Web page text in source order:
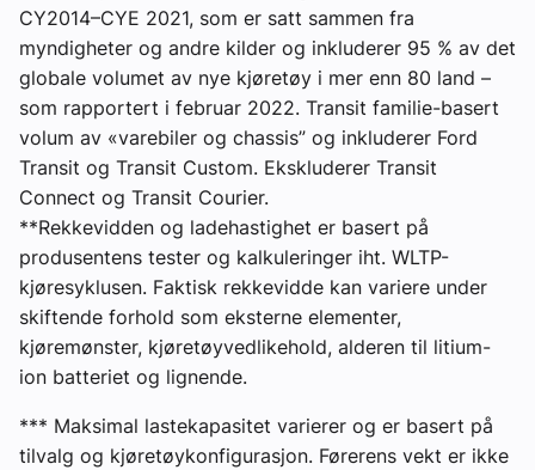
CY2014–CYE 2021, som er satt sammen fra
myndigheter og andre kilder og inkluderer 95 % av det
globale volumet av nye kjøretøy i mer enn 80 land –
som rapportert i februar 2022. Transit familie-basert
volum av «varebiler og chassis” og inkluderer Ford
Transit og Transit Custom. Ekskluderer Transit
Connect og Transit Courier.
**Rekkevidden og ladehastighet er basert på
produsentens tester og kalkuleringer iht. WLTP-
kjøresyklusen. Faktisk rekkevidde kan variere under
skiftende forhold som eksterne elementer,
kjøremønster, kjøretøyvedlikehold, alderen til litium-
ion batteriet og lignende.
*** Maksimal lastekapasitet varierer og er basert på
tilvalg og kjøretøykonfigurasjon. Førerens vekt er ikke